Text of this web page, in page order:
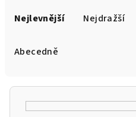
Nejlevnější Nejdražší
Abecedně